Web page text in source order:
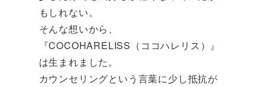
もしれない。
そんな想いから、
『COCOHARELISS（ココハレリス）』
は生まれました。
カウンセリングという言葉に少し抵抗が